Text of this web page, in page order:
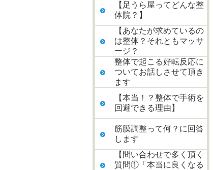
【足うら屋ってどんな整
体院？】
【あなたが求めているの
は整体？それともマッサ
ージ？
整体で起こる好転反応に
ついてお話しさせて頂き
ます
【本当！？整体で手術を
回避できる理由】
筋膜調整って何？に回答
します
【問い合わせで多く頂く
質問①「本当に良くなる